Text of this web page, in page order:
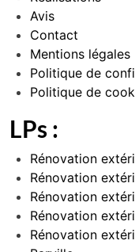
Avis
Contact
Mentions légales
Politique de
Politique de
LPs :
Rénovation
Rénovation
Rénovation
Rénovation
Rénovation